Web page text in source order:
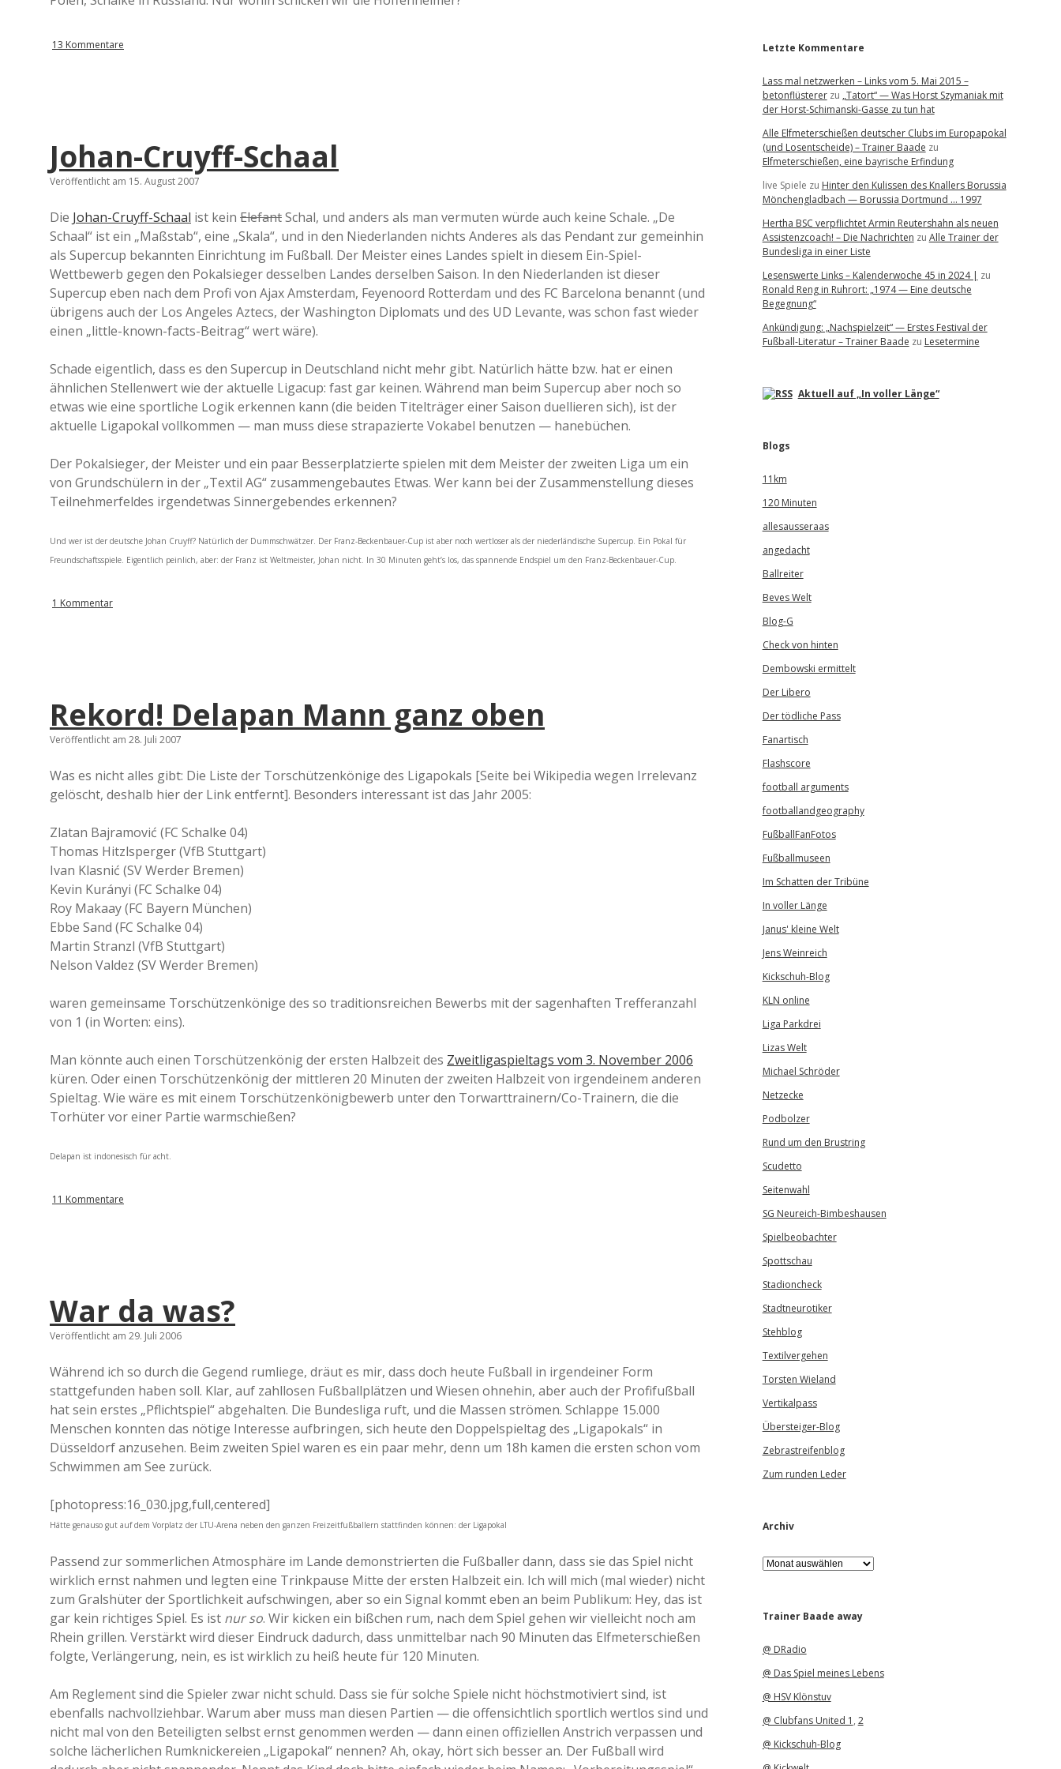
13 Kommentare
Johan-Cruyff-Schaal
Veröffentlicht am 15. August 2007
Die Johan-Cruyff-Schaal ist kein ElefantSchal, und anders als man vermuten würde auch keine Schale. „De
Schaal“ ist ein „Maßstab“, eine „Skala“, und in den Niederlanden nichts Anderes als das Pendant zur gemeinhin
als Supercup bekannten Einrichtung im Fußball. Der Meister eines Landes spielt in diesem Ein-Spiel-
Wettbewerb gegen den Pokalsieger desselben Landes derselben Saison. In den Niederlanden ist dieser
Supercup eben nach dem Profi von Ajax Amsterdam, Feyenoord Rotterdam und des FC Barcelona benannt (und
übrigens auch der Los Angeles Aztecs, der Washington Diplomats und des UD Levante, was schon fast wieder
einen „little-known-facts-Beitrag“ wert wäre).
Schade eigentlich, dass es den Supercup in Deutschland nicht mehr gibt. Natürlich hätte bzw. hat er einen
ähnlichen Stellenwert wie der aktuelle Ligacup: fast gar keinen. Während man beim Supercup aber noch so
etwas wie eine sportliche Logik erkennen kann (die beiden Titelträger einer Saison duellieren sich), ist der
aktuelle Ligapokal vollkommen — man muss diese strapazierte Vokabel benutzen — hanebüchen.
Der Pokalsieger, der Meister und ein paar Besserplatzierte spielen mit dem Meister der zweiten Liga um ein
von Grundschülern in der „Textil AG“ zusammengebautes Etwas. Wer kann bei der Zusammenstellung dieses
Teilnehmerfeldes irgendetwas Sinnergebendes erkennen?
Und wer ist der deutsche Johan Cruyff? Natürlich der Dummschwätzer. Der Franz-Beckenbauer-Cup ist aber noch wertloser als der niederländische Supercup. Ein Pokal für
Freundschaftsspiele. Eigentlich peinlich, aber: der Franz ist Weltmeister, Johan nicht. In 30 Minuten geht’s los, das spannende Endspiel um den Franz-Beckenbauer-Cup.
1 Kommentar
Rekord! Delapan Mann ganz oben
Veröffentlicht am 28. Juli 2007
Was es nicht alles gibt: Die Liste der Torschützenkönige des Ligapokals [Seite bei Wikipedia wegen Irrelevanz
gelöscht, deshalb hier der Link entfernt]. Besonders interessant ist das Jahr 2005:
Zlatan Bajramović (FC Schalke 04)
Thomas Hitzlsperger (VfB Stuttgart)
Ivan Klasnić (SV Werder Bremen)
Kevin Kurányi (FC Schalke 04)
Roy Makaay (FC Bayern München)
Ebbe Sand (FC Schalke 04)
Martin Stranzl (VfB Stuttgart)
Nelson Valdez (SV Werder Bremen)
waren gemeinsame Torschützenkönige des so traditionsreichen Bewerbs mit der sagenhaften Trefferanzahl
von 1 (in Worten: eins).
Man könnte auch einen Torschützenkönig der ersten Halbzeit des Zweitligaspieltags vom 3. November 2006
küren. Oder einen Torschützenkönig der mittleren 20 Minuten der zweiten Halbzeit von irgendeinem anderen
Spieltag. Wie wäre es mit einem Torschützenkönigbewerb unter den Torwarttrainern/Co-Trainern, die die
Torhüter vor einer Partie warmschießen?
Delapan ist indonesisch für acht.
11 Kommentare
War da was?
Veröffentlicht am 29. Juli 2006
Während ich so durch die Gegend rumliege, dräut es mir, dass doch heute Fußball in irgendeiner Form
stattgefunden haben soll. Klar, auf zahllosen Fußballplätzen und Wiesen ohnehin, aber auch der Profifußball
hat sein erstes „Pflichtspiel“ abgehalten. Die Bundesliga ruft, und die Massen strömen. Schlappe 15.000
Menschen konnten das nötige Interesse aufbringen, sich heute den Doppelspieltag des „Ligapokals“ in
Düsseldorf anzusehen. Beim zweiten Spiel waren es ein paar mehr, denn um 18h kamen die ersten schon vom
Schwimmen am See zurück.
[photopress:16_030.jpg,full,centered]
Hätte genauso gut auf dem Vorplatz der LTU-Arena neben den ganzen Freizeitfußballern stattfinden können: der Ligapokal
Passend zur sommerlichen Atmosphäre im Lande demonstrierten die Fußballer dann, dass sie das Spiel nicht
wirklich ernst nahmen und legten eine Trinkpause Mitte der ersten Halbzeit ein. Ich will mich (mal wieder) nicht
zum Gralshüter der Sportlichkeit aufschwingen, aber so ein Signal kommt eben an beim Publikum: Hey, das ist
gar kein richtiges Spiel. Es ist nur so. Wir kicken ein bißchen rum, nach dem Spiel gehen wir vielleicht noch am
Rhein grillen. Verstärkt wird dieser Eindruck dadurch, dass unmittelbar nach 90 Minuten das Elfmeterschießen
folgte, Verlängerung, nein, es ist wirklich zu heiß heute für 120 Minuten.
Am Reglement sind die Spieler zwar nicht schuld. Dass sie für solche Spiele nicht höchstmotiviert sind, ist
ebenfalls nachvollziehbar. Warum aber muss man diesen Partien — die offensichtlich sportlich wertlos sind und
nicht mal von den Beteiligten selbst ernst genommen werden — dann einen offiziellen Anstrich verpassen und
solche lächerlichen Rumknickereien „Ligapokal“ nennen? Ah, okay, hört sich besser an. Der Fußball wird
Letzte Kommentare
Lass mal netzwerken – Links vom 5. Mai 2015 –
betonflüstererzu „Tatort“ — Was Horst Szymaniak mit
der Horst-Schimanski-Gasse zu tun hat
Alle Elfmeterschießen deutscher Clubs im Europapokal
(und Losentscheide) – Trainer Baade zu
Elfmeterschießen, eine bayrische Erfindung
live Spiele zu Hinter den Kulissen des Knallers Borussia
Mönchengladbach — Borussia Dortmund … 1997
Hertha BSC verpflichtet Armin Reutershahn als neuen
Assistenzcoach! – Die Nachrichten zu Alle Trainer der
Bundesliga in einer Liste
Lesenswerte Links – Kalenderwoche 45 in 2024 | zu
Ronald Reng in Ruhrort: „1974 — Eine deutsche
Begegnung“
Ankündigung: „Nachspielzeit“ — Erstes Festival der
Fußball-Literatur – Trainer Baade zu Lesetermine
Aktuell auf „In voller Länge“
Blogs
11km
120 Minuten
allesausseraas
angedacht
Ballreiter
Beves Welt
Blog-G
Check von hinten
Dembowski ermittelt
Der Libero
Der tödliche Pass
Fanartisch
Flashscore
football arguments
footballandgeography
FußballFanFotos
Fußballmuseen
Im Schatten der Tribüne
In voller Länge
Janus' kleine Welt
Jens Weinreich
Kickschuh-Blog
KLN online
Liga Parkdrei
Lizas Welt
Michael Schröder
Netzecke
Podbolzer
Rund um den Brustring
Scudetto
Seitenwahl
SG Neureich-Bimbeshausen
Spielbeobachter
Spottschau
Stadioncheck
Stadtneurotiker
Stehblog
Textilvergehen
Torsten Wieland
Vertikalpass
Übersteiger-Blog
Zebrastreifenblog
Zum runden Leder
Archiv
A
r
iTrainer Baade away
@ DRadio
@ Das Spiel meines Lebens
@ HSV Klönstuv
@ Clubfans United 1 , 2
@ Kickschuh-Blog